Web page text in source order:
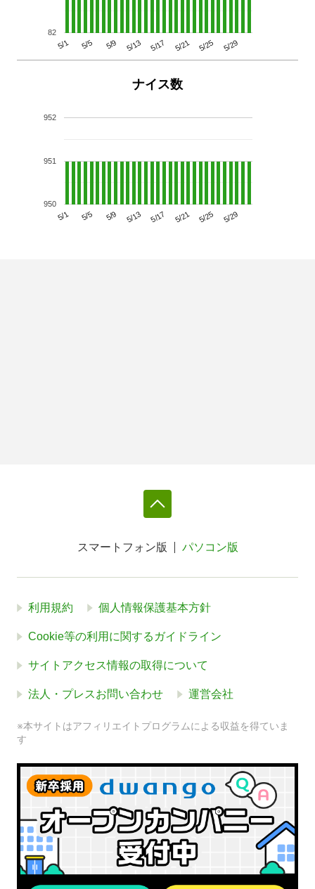
5/1 5/5 5/9 5/13 5/17 5/21 5/25 5/29
82
ナイス数
5/1 5/5 5/9 5/13 5/17 5/21 5/25 5/29
950
951
952
スマートフォン版 パソコン版
利用規約 個人情報保護基本方針
Cookie等の利用に関するガイドライン
サイトアクセス情報の取得について
法人・プレスお問い合わせ 運営会社
※本サイトはアフィリエイトプログラムによる収益を得ていま
す